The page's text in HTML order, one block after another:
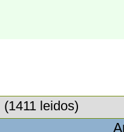
(1411 leidos)